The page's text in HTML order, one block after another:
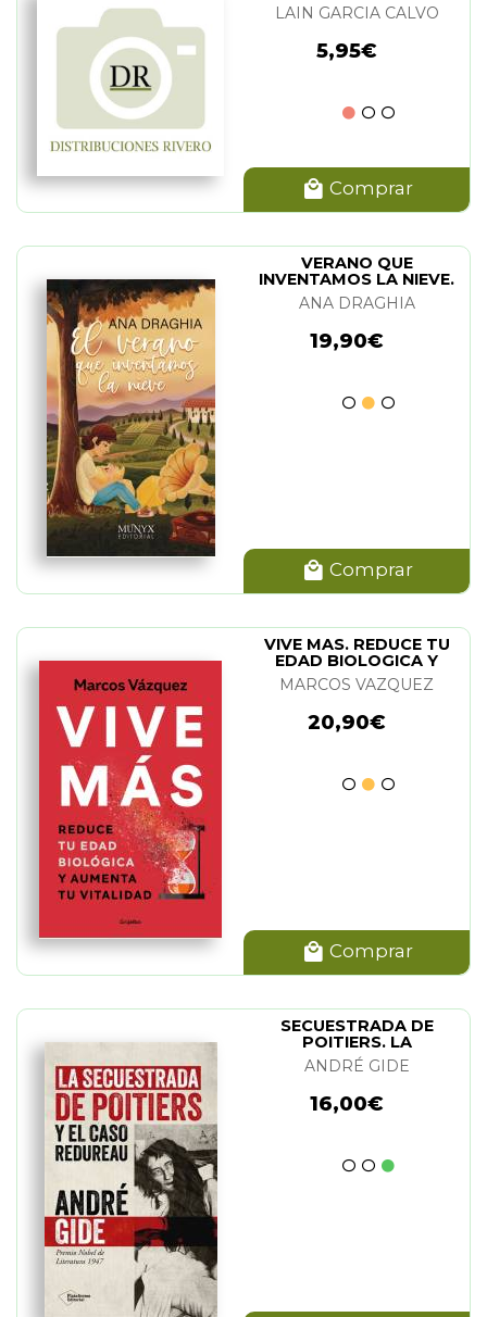
EJERCICIOS)
LAIN GARCIA CALVO
5,95€
Comprar
VERANO QUE
INVENTAMOS LA NIEVE.
EL
ANA DRAGHIA
19,90€
Comprar
VIVE MAS. REDUCE TU
EDAD BIOLOGICA Y
AUMENTA TU VITALIDAD
MARCOS VAZQUEZ
20,90€
Comprar
SECUESTRADA DE
POITIERS. LA
ANDRÉ GIDE
16,00€